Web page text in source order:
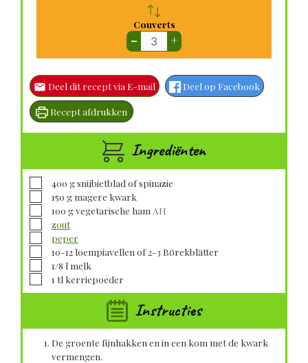
Couverts
– +
Deel dit recept via E-mail Deel op Facebook
Recept afdrukken
Ingrediënten
▢400 gsnijbietblad of spinazie
▢
150 gmagere kwark
▢
100 gvegetarische ham AH
▢
zout
▢
peper
▢
10-12 loempiavellen of 2-3 Börekblätter
▢1/8 l melk
▢1 tl kerriepoeder
Instructies
De groente fijnhakken en in een kom met de kwark
vermengen.